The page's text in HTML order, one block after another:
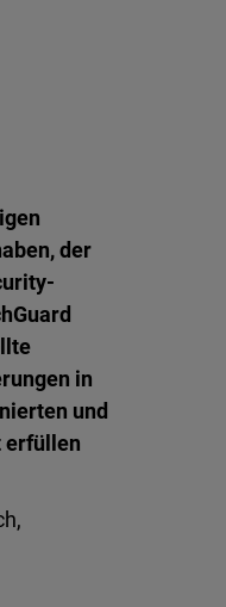
der
in
und
erfüllen